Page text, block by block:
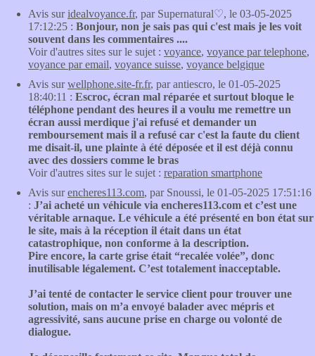
Avis suridealvoyance.fr, par Supernatural♡, le 03-05-2025
17:12:25 : Bonjour, non je sais pas qui c'est mais je les voit
souvent dans les commentaires ....
Voir d'autres sites sur le sujet : voyance, voyance par telephone,
voyance par email, voyance suisse, voyance belgique
Avis surwellphone.site-fr.fr, par antiescro, le 01-05-2025
18:40:11 : Escroc, écran mal réparée et surtout bloque le
téléphone pendant des heures il a voulu me remettre un
écran aussi merdique j'ai refusé et demander un
remboursement mais il a refusé car c'est la faute du client
me disait-il, une plainte à été déposée et il est déjà connu
avec des dossiers comme le bras
Voir d'autres sites sur le sujet : reparation smartphone
Avis surencheres113.com, par Snoussi, le 01-05-2025 17:51:16
: J’ai acheté un véhicule via encheres113.com et c’est une
véritable arnaque. Le véhicule a été présenté en bon état sur
le site, mais à la réception il était dans un état
catastrophique, non conforme à la description.
Pire encore, la carte grise était “recalée volée”, donc
inutilisable légalement. C’est totalement inacceptable.
J’ai tenté de contacter le service client pour trouver une
solution, mais on m’a envoyé balader avec mépris et
agressivité, sans aucune prise en charge ou volonté de
dialogue.